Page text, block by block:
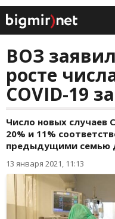
ВОЗ
росте
COVID-19
Число новых случаев
20% и 11%
предыдущими семью
13 января 2021, 11:13